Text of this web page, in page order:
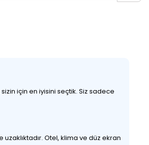
için en iyisini seçtik. Siz sadece
Otel, klima ve düz ekran